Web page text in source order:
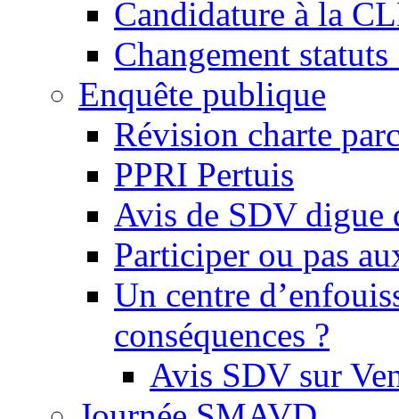
Candidature à la
Changement
Enquête publique
Révision charte
PPRI Pertuis
Avis de SDV digue
Participer ou pas
Un centre
conséquences ?
Avis SDV sur